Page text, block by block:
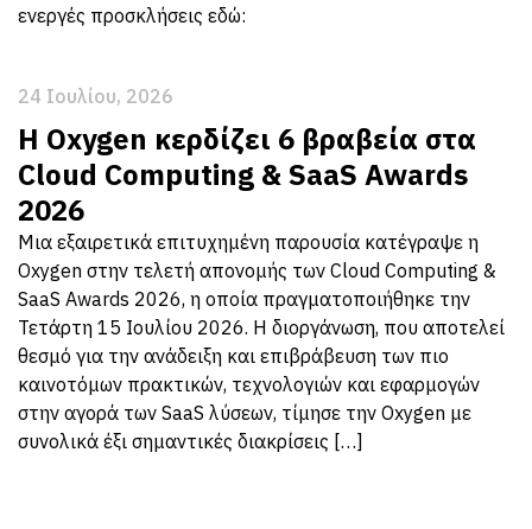
ενεργές προσκλήσεις εδώ:
24 Ιουλίου, 2026
Η Oxygen κερδίζει 6 βραβεία στα
Cloud Computing & SaaS Awards
2026
Μια εξαιρετικά επιτυχημένη παρουσία κατέγραψε η
Oxygen στην τελετή απονομής των Cloud Computing &
SaaS Awards 2026, η οποία πραγματοποιήθηκε την
Τετάρτη 15 Ιουλίου 2026. Η διοργάνωση, που αποτελεί
θεσμό για την ανάδειξη και επιβράβευση των πιο
καινοτόμων πρακτικών, τεχνολογιών και εφαρμογών
στην αγορά των SaaS λύσεων, τίμησε την Oxygen με
συνολικά έξι σημαντικές διακρίσεις […]